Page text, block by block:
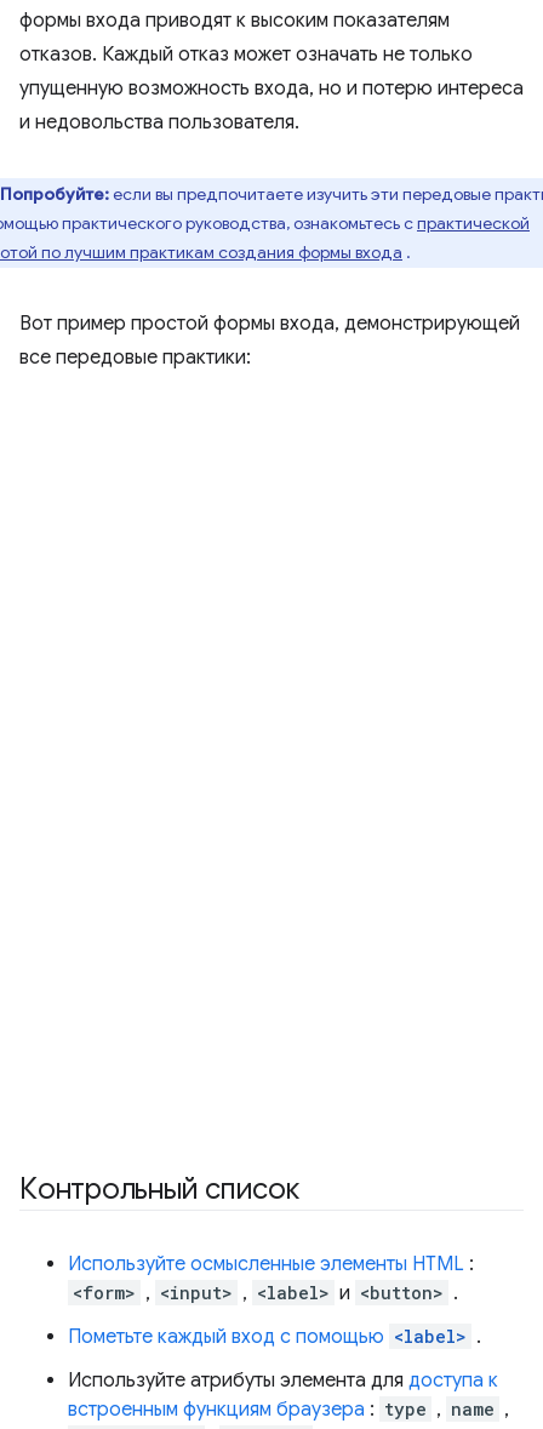
формы входа приводят к высоким показателям
отказов. Каждый отказ может означать не только
упущенную возможность входа, но и потерю интереса
и недовольства пользователя.
Попробуйте:если вы предпочитаете изучить эти передовые
практического руководства, ознакомьтесь спрактической
по лучшим практикам создания формы входа .
Вот пример простой формы входа, демонстрирующей
все передовые практики:
Контрольный список
Используйте осмысленные элементы HTML :
<form> , <input> , <label> и <button> .
Пометьте каждый вход с помощью <label> .
Используйте атрибуты элемента для доступа к
встроенным функциям браузера : type , name ,